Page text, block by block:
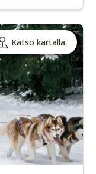
Katso kartalla